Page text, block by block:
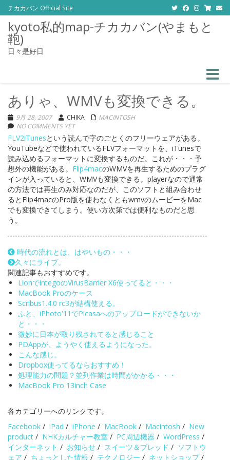
チカカバン Official Site
kyoto私的map-チカカバン(やまもと
鞄)
日々是好日
ありゃ、WMVも変換できる。
9月 28, 2007 CHIKA
MACINTOSH
NO COMMENTS YET
FLV2iTunesという読んで字のごとくのフリーウェアがある。
YouTubeなどで使われているFLVフォーマットを、iTunesで
読み込めるフォーマットに変換するものだ。これが・・・予
想外の機能がある。 Flip4macのWMVを再生するためのプラグ
インが入っていると、WMVも変換できる。playerなので通常
の方法では再生のみ対応なのだが、このソフトと組み合わせ
るとFlip4macのPro版を使わなくともwmvのムービーをMac
でも変換できてしまう。使い方次第では便利なものだと思
う。
時代の流れとは、はやいもの・・・
久々にライブ。
関連記事もおすすめです。
LionでintegoのVirusBarrier X6使ってると・・・
MacBook Proのケース
Scribus1.4.0 rc3が結構使える。
ふと、iPhoto'11でPicasaへのアップロードができないか
と・・・
微妙に日本が取り残されてると感じること
PDAppが、ようやく使えるようになった。
こんな感じ。
Dropbox使ってるならおすすめ！
処理能力の問題？並列作業は時間がかかる・・・
MacBook Pro 13inch Case
各カテゴリーへのリンクです。
Facebook / iPad / iPhone / MacBook / Macintosh / New
product / NHKカルチャー教室 / PC周辺機器 / WordPress /
インターネット / お知らせ / スイーツ＆ブレッド / ソフトウ
ェア / ちょっとした情報 / テクノロジー / ネットショップ/